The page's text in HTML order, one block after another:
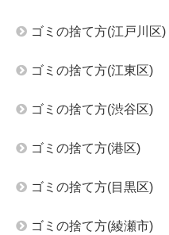
ゴミの捨て方(江戸川区)
ゴミの捨て方(江東区)
ゴミの捨て方(渋谷区)
ゴミの捨て方(港区)
ゴミの捨て方(目黒区)
ゴミの捨て方(綾瀬市)